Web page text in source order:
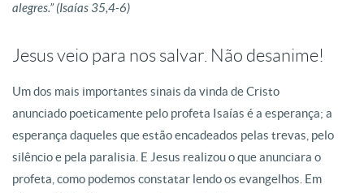
alegres.” (Isaías 35,4-6)
Jesus veio para nos salvar. Não desanime!
Um dos mais importantes sinais da vinda de Cristo
anunciado poeticamente pelo profeta Isaías é a esperança; a
esperança daqueles que estão encadeados pelas trevas, pelo
silêncio e pela paralisia. E Jesus realizou o que anunciara o
profeta, como podemos constatar lendo os evangelhos. Em